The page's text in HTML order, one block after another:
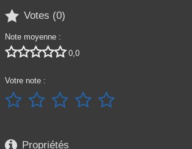
 Votes (0)
Note moyenne :
 0,0
Votre note :
    
 Propriétés